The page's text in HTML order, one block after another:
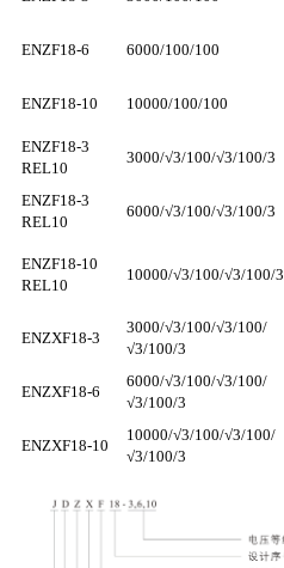
ENZF18-6 6000/100/100
ENZF18-10 10000/100/100
ENZF18-3
REL10
3000/√3/100/√3/100/3
ENZF18-3
REL10
6000/√3/100/√3/100/3
ENZF18-10
REL10
10000/√3/100/√3/100/3
ENZXF18-3
3000/√3/100/√3/100/
√3/100/3
ENZXF18-6
6000/√3/100/√3/100/
√3/100/3
ENZXF18-10
10000/√3/100/√3/100/
√3/100/3